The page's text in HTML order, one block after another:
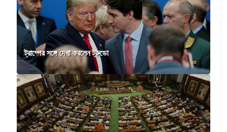
ট্রাম্পের সঙ্গে দেখা করলেন ট্রুডো